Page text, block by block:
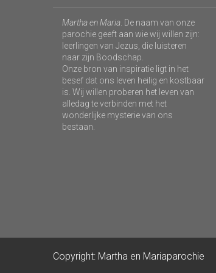
Martha en Maria . De naam van onze
parochie geeft aan wie wij willen zijn:
leerlingen van Jezus, die luisteren
naar zijn Boodschap.
Onze bron van inspiratie ligt in het
besef dat ons leven heilig en kostbaar
is. Wij willen proberen het leven van
alledag te verbinden met het
wonderlijke mysterie van ons
bestaan.
Copyright: Martha en Mariaparochie